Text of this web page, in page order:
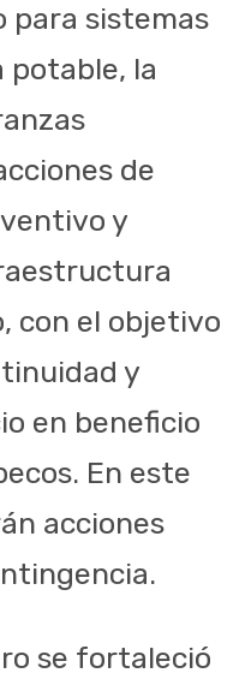
para sistemas
potable, la
de
y
con el objetivo
y
en beneficio
En este
acciones
se fortaleció